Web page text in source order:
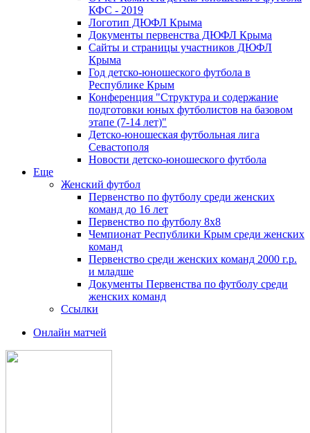
КФС - 2019
Логотип ДЮФЛ Крыма
Документы первенства ДЮФЛ Крыма
Сайты и страницы участников ДЮФЛ
Крыма
Год детско-юношеского футбола в
Республике Крым
Конференция "Структура и содержание
подготовки юных футболистов на базовом
этапе (7-14 лет)"
Детско-юношеская футбольная лига
Севастополя
Новости детско-юношеского футбола
Еще
Женский футбол
Первенство по футболу среди женских
команд до 16 лет
Первенство по футболу 8х8
Чемпионат Республики Крым среди женских
команд
Первенство среди женских команд 2000 г.р.
и младше
Документы Первенства по футболу среди
женских команд
Ссылки
Онлайн матчей